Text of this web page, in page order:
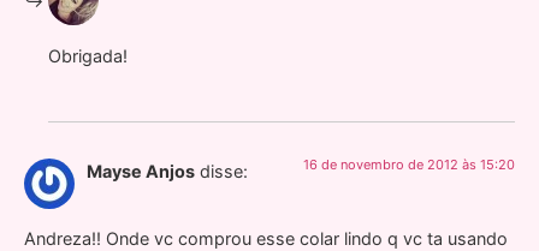
Obrigada!
Mayse Anjos disse: 16 de novembro de 2012 às 15:20
Andreza!! Onde vc comprou esse colar lindo q vc ta usando